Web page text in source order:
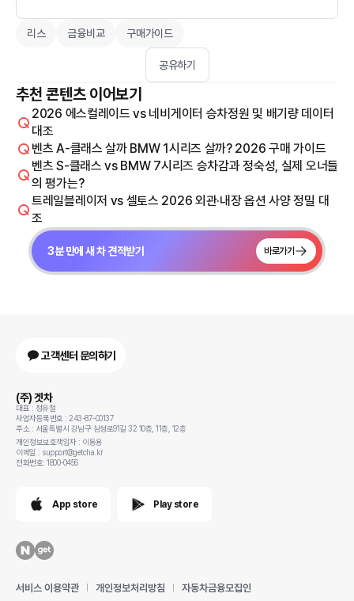
리스 금융비교 구매가이드
공유하기
추천 콘텐츠 이어보기
2026 에스컬레이드 vs 네비게이터 승차정원 및 배기량 데이터
대조
벤츠 A-클래스 살까 BMW 1시리즈 살까? 2026 구매 가이드
벤츠 S-클래스 vs BMW 7시리즈 승차감과 정숙성, 실제 오너들
의 평가는?
트레일블레이저 vs 셀토스 2026 외관·내장 옵션 사양 정밀 대
조
3분 만에 새 차 견적받기 바로가기
고객센터 문의하기
(주) 겟차
대표 : 정유철
사업자등록번호 : 243-87-00137
주소 : 서울특별시 강남구 삼성로91길 32 10층, 11층, 12층
개인정보보호책임자 : 이동용
이메일 : support@getcha.kr
전화번호: 1800-0456
App store Play store
서비스 이용약관 개인정보처리방침 자동차금융모집인